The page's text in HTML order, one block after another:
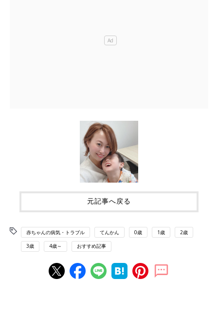
元記事へ戻る
赤ちゃんの病気・トラブル てんかん 0歳 1歳 2歳
3歳 4歳～ おすすめ記事